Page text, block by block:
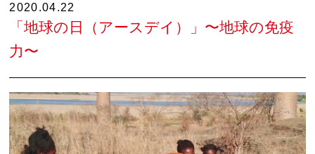
2020.04.22
「地球の日（アースデイ）」〜地球の免疫
力〜